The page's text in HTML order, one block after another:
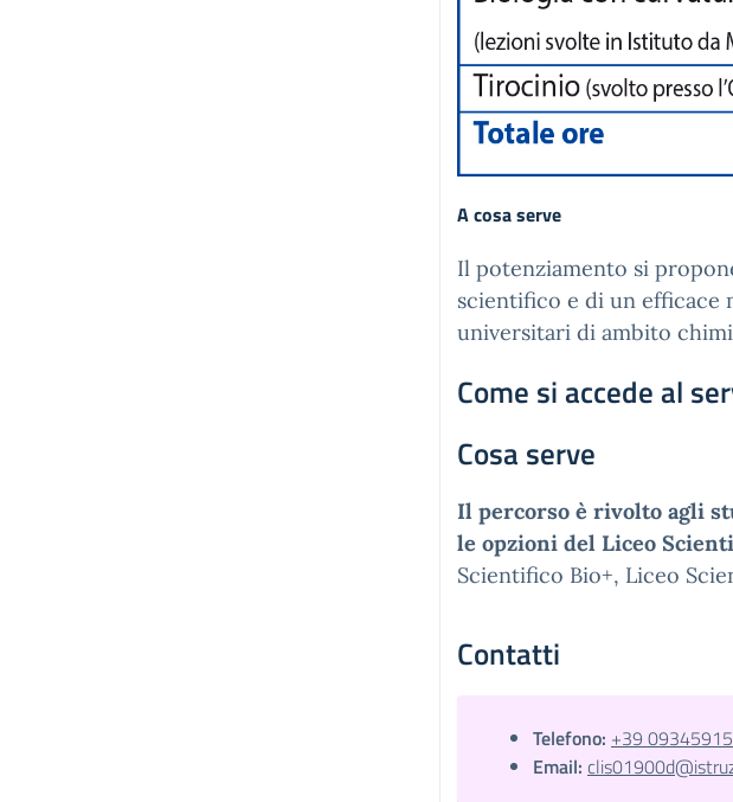
A cosa serve
Il potenziamento si
scientifico e di un efficace
universitari di ambito
Come si accede al
Cosa serve
Il percorso è rivolto agli
le opzioni del Liceo
Scientifico Bio+, Liceo
Contatti
Telefono: +39
Email: